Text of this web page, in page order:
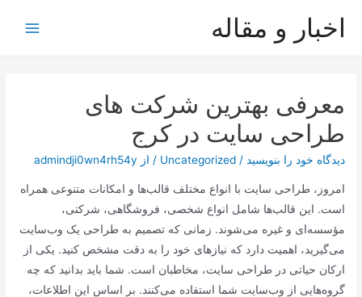
اخبار و مقاله
معرفی بهترین شرکت های
طراحی سایت در کرج
دیدگاه‌ خود را بنویسید /
Uncategorized / از admindji0wn4rh54y
امروز، طراحی سایت با انواع مختلف قالب‌ها و امکانات متنوعی همراه
است. این قالب‌ها شامل انواع شخصی، فروشگاهی، شرکتی،
مؤسسه‌ای و غیره می‌شوند. زمانی که تصمیم به طراحی یک وب‌سایت
می‌گیرید، اهمیت دارد که نیازهای خود را به دقت مشخص کنید. یکی از
ارکان حیاتی در طراحی سایت، مخاطبان است. شما باید بدانید که چه
گروه‌هایی از وب‌سایت شما استفاده می‌کنند. بر اساس این اطلاعات،